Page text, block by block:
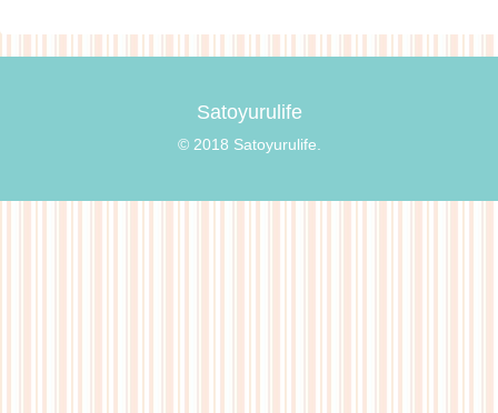
Satoyurulife
© 2018 Satoyurulife.